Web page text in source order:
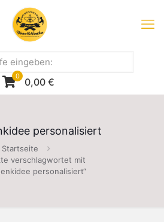
0 0,00 €
personalisiert
Startseite
verschlagwortet mit
personalisiert“